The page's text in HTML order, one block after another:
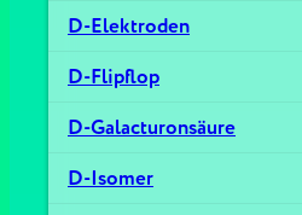
D-Elektroden
D-Flipflop
D-Galacturonsäure
D-Isomer